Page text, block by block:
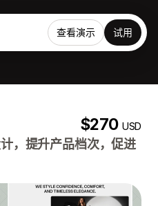
查看演示 试用
$270USD
，提升产品档次，促进